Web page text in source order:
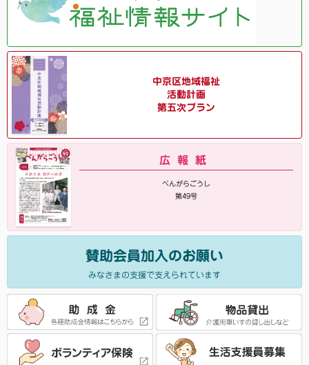
中京区地域福祉
活動計画
第五次プラン
広報紙
べんがらごうし
第49号
賛助会員加入のお願い
みなさまの支援で支えられています